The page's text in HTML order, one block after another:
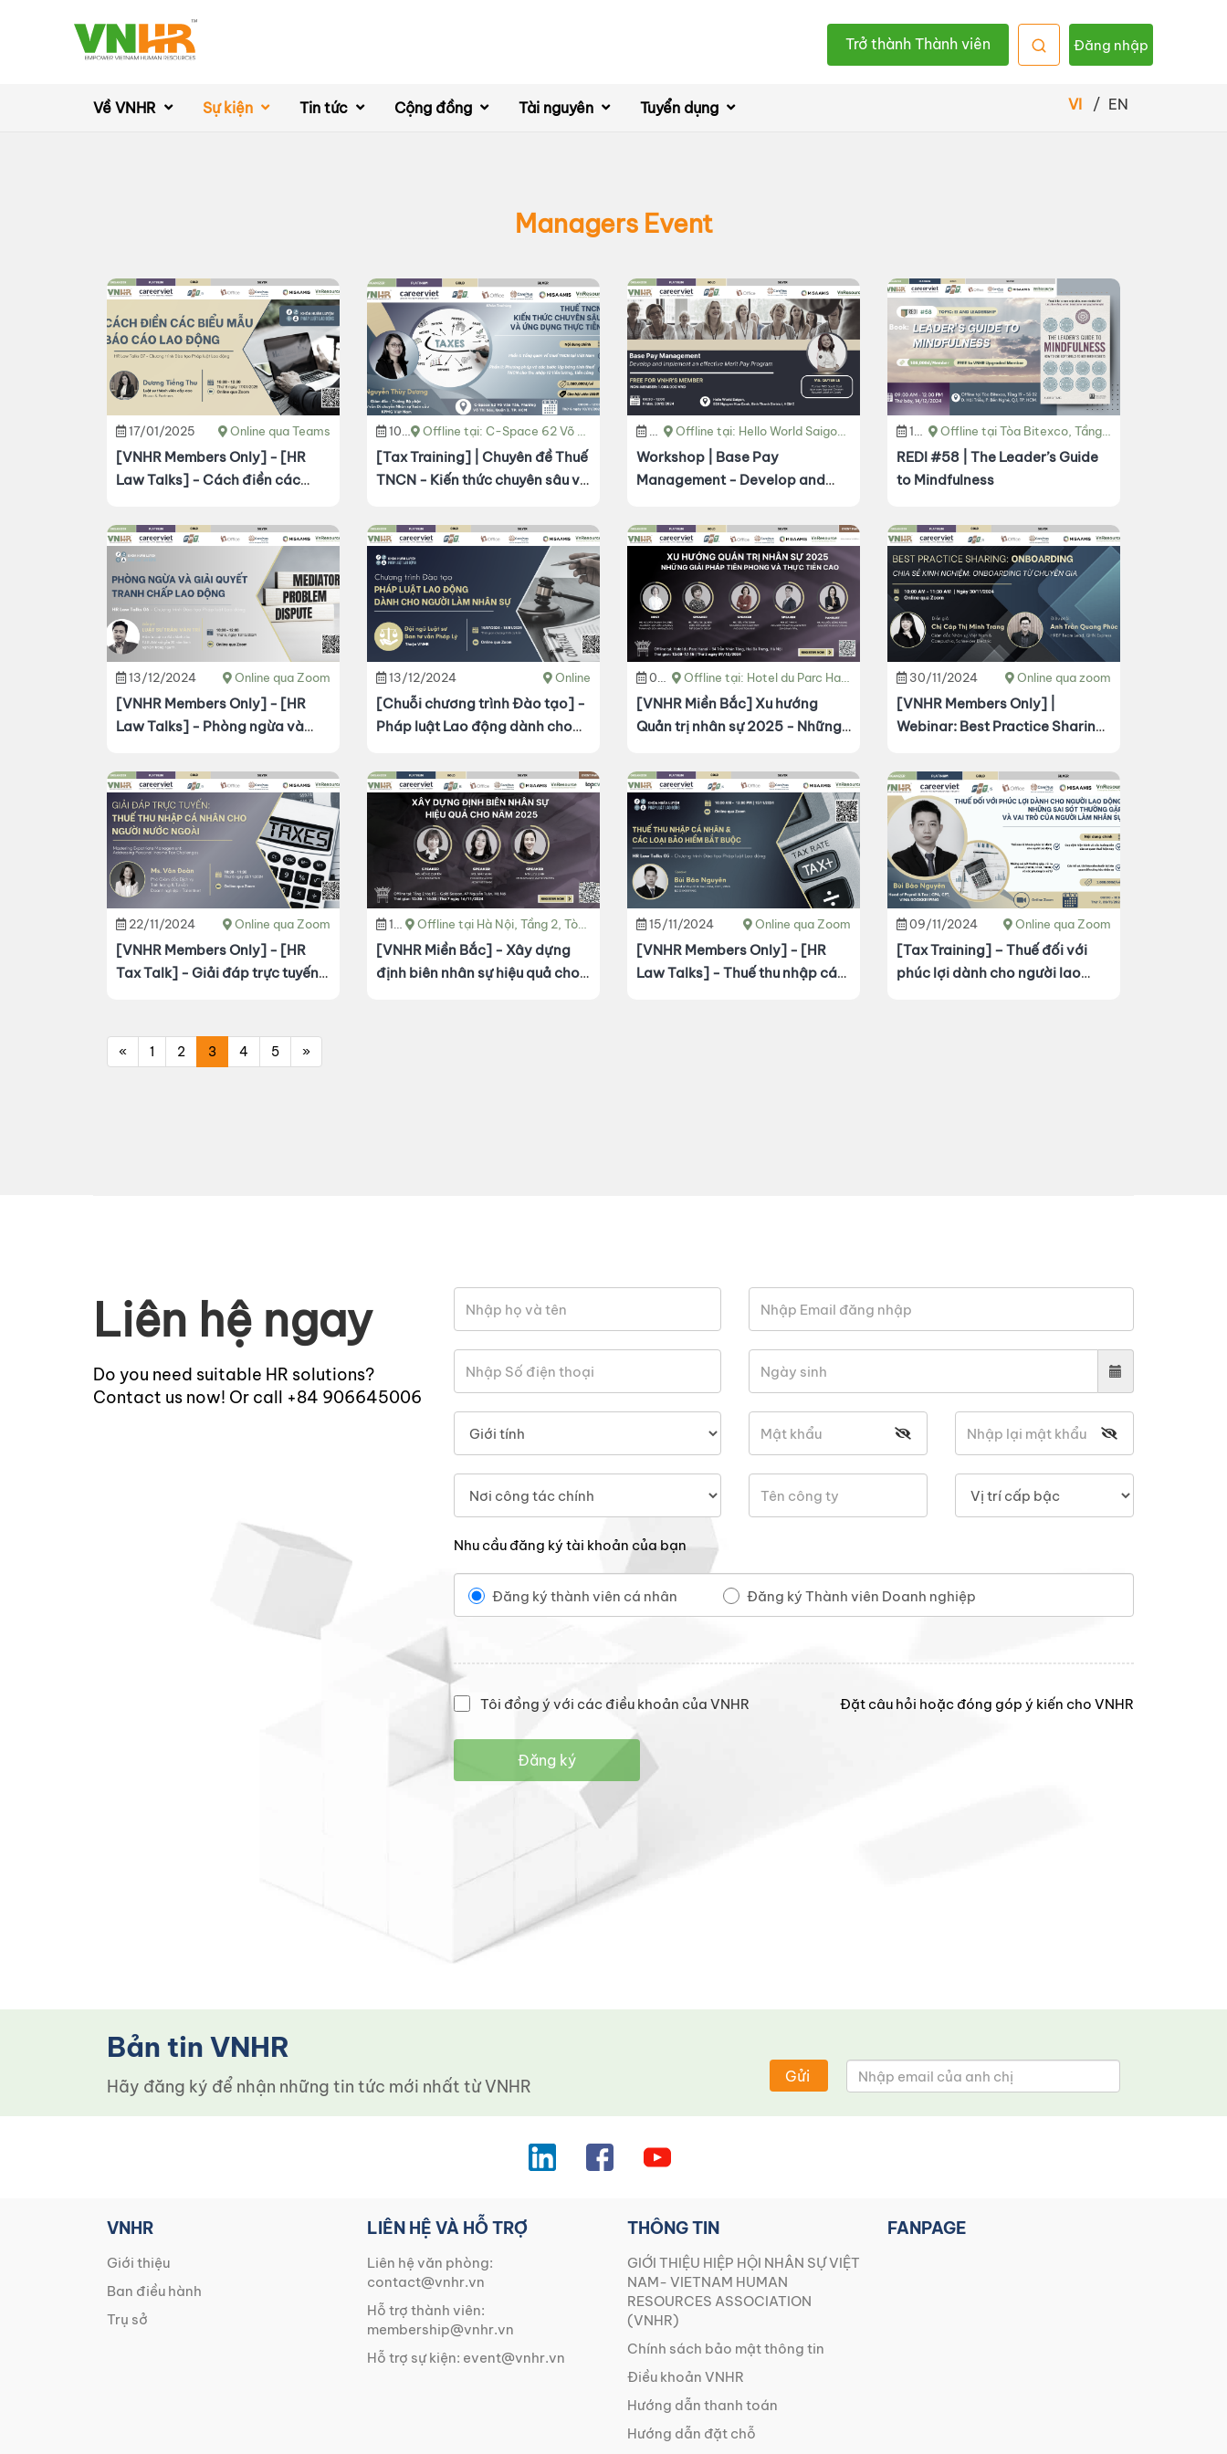
Trở thành Thành viên Đăng nhập
Về VNHR Sự kiện Tin tức Cộng đồng Tài nguyên Tuyển dụng VI / EN
Managers Event
17/01/2025 Online qua Teams
[VNHR Members Only] - [HR
Law Talks] - Cách điền các
10/01/2025 Offline tại: C-Space 62 Võ Văn Tần, Phường Võ Thị Sáu, Quận 3, TP. HCM
[Tax Training] | Chuyên đề Thuế
TNCN - Kiến thức chuyên sâu và
20/12/2024
Offline tại: Hello World Saigon - 92A Nguyễn Hữu Cảnh, Phường 22, Quận Bình Thạnh, Hồ Chí Minh.
Workshop | Base Pay
Management - Develop and
Pay Program
14/12/2024 Offline tại Tòa Bitexco, Tầng 19 - Số 02 Đ. Hải Triều, P. Bến Nghé, Q.1, TP. HCM.
REDI #58 | The Leader’s Guide
to Mindfulness
13/12/2024 Online qua Zoom
[VNHR Members Only] - [HR
Law Talks] - Phòng ngừa và
13/12/2024 Online
[Chuỗi chương trình Đào tạo] -
Pháp luật Lao động dành cho
09/12/2024 Offline tại: Hotel du Parc Hanoi - 84 Trần Nhân Tông,​ ​Hai Bà Trưng, Hà Nội.
[VNHR Miền Bắc] Xu hướng
Quản trị nhân sự 2025 - Những
tiễn cao
30/11/2024 Online qua zoom
[VNHR Members Only] |
Webinar: Best Practice Sharing
22/11/2024 Online qua Zoom
[VNHR Members Only] - [HR
Tax Talk] - Giải đáp trực tuyến
16/11/2024 Offline tại Hà Nội, Tầng 2, Tòa FS - Gold Season, 47 Nguyễn Tuân, Thanh Xuân, Hà Nội.
[VNHR Miền Bắc] - Xây dựng
định biên nhân sự hiệu quả cho
15/11/2024 Online qua Zoom
[VNHR Members Only] - [HR
Law Talks] - Thuế thu nhập cá
09/11/2024 Online qua Zoom
[Tax Training] – Thuế đối với
phúc lợi dành cho người lao
« 1 2 3 4 5 »
Liên hệ ngay
Do you need suitable HR solutions?
Contact us now! Or call +84 906645006
Nhu cầu đăng ký tài khoản của bạn
Đăng ký thành viên cá nhân Đăng ký Thành viên Doanh nghiệp
Tôi đồng ý với các điều khoản của VNHR Đặt câu hỏi hoặc đóng góp ý kiến cho VNHR
Đăng ký
Bản tin VNHR
Hãy đăng ký để nhận những tin tức mới nhất từ ​​VNHR Gửi
VNHR
Giới thiệu
Ban điều hành
Trụ sở
LIÊN HỆ VÀ HỖ TRỢ
Liên hệ văn phòng:
contact@vnhr.vn
Hỗ trợ thành viên:
membership@vnhr.vn
Hỗ trợ sự kiện: event@vnhr.vn
THÔNG TIN
GIỚI THIỆU HIỆP HỘI NHÂN SỰ VIỆT
NAM- VIETNAM HUMAN
RESOURCES ASSOCIATION
(VNHR)
Chính sách bảo mật thông tin
Điều khoản VNHR
Hướng dẫn thanh toán
Hướng dẫn đặt chỗ
FANPAGE